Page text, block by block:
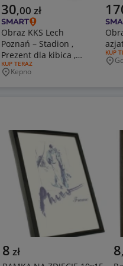
Aktualna cena
30,00 zł
Obraz KKS Lech
Poznań – Stadion ,
Prezent dla kibica ,
10x15 cm
RODZAJ OFERTY:
KUP TERAZ
Miejscowość
Kepno
KUP
8 zł 8,